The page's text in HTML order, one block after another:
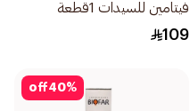
فيتامين للسيدات 1قطعة
109
40%
off